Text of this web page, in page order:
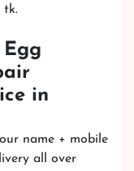
tk.
in
name + mobile
all over